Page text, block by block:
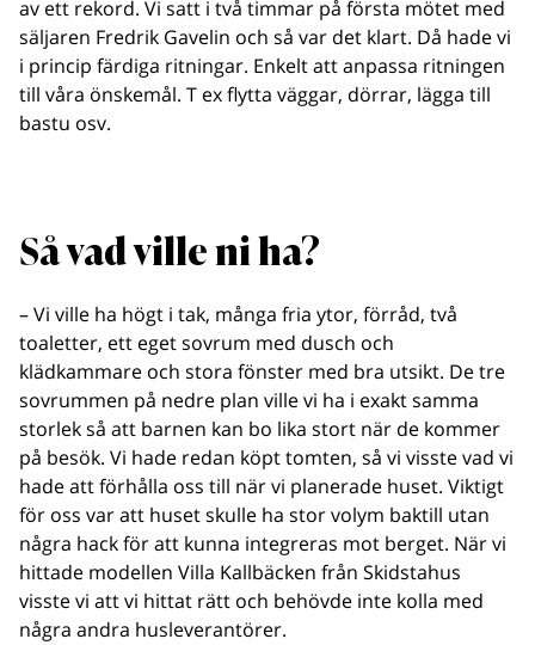
av ett rekord. Vi satt i två timmar på första mötet med
säljaren Fredrik Gavelin och så var det klart. Då hade vi
i princip färdiga ritningar. Enkelt att anpassa ritningen
till våra önskemål. T ex flytta väggar, dörrar, lägga till
bastu osv.
Så vad ville ni ha?
– Vi ville ha högt i tak, många fria ytor, förråd, två
toaletter, ett eget sovrum med dusch och
klädkammare och stora fönster med bra utsikt. De tre
sovrummen på nedre plan ville vi ha i exakt samma
storlek så att barnen kan bo lika stort när de kommer
på besök. Vi hade redan köpt tomten, så vi visste vad vi
hade att förhålla oss till när vi planerade huset. Viktigt
för oss var att huset skulle ha stor volym baktill utan
några hack för att kunna integreras mot berget. När vi
hittade modellen Villa Kallbäcken från Skidstahus
visste vi att vi hittat rätt och behövde inte kolla med
några andra husleverantörer.